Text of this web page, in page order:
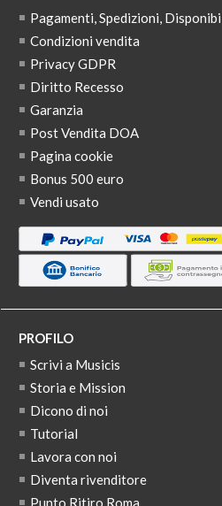
Pagamenti, Spedizioni,
Condizioni vendita
Privacy GDPR
Diritto Recesso
Garanzia
Post Vendita DOA
Pagina cookie
Bonus 500 euro
Vendi usato
PROFILO
Scrivi a Musicis
Storia e Mission
Dicono di noi
Tutorial
Lavora con noi
Diventa rivenditore
Punto Ritiro Roma